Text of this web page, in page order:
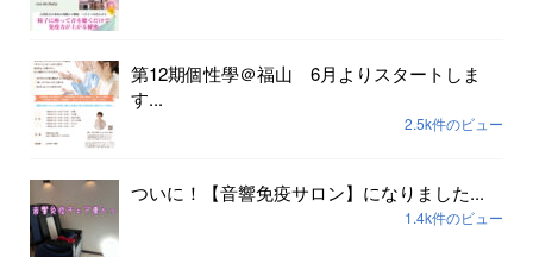
第12期個性學＠福山 6月よりスタートしま
す...
2.5k件のビュー
ついに！【音響免疫サロン】になりました...
1.4k件のビュー